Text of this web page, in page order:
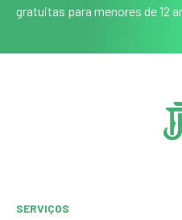
gratuitas para menores de 12
SERVIÇOS